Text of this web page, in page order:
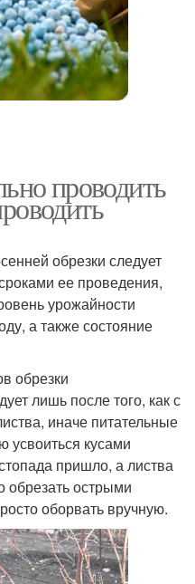
проводить
обрезки следует
ее проведения,
урожайности
а также состояние
обрезки
лишь после того, как с
иначе питательные
усвоиться кусами
пришло, а листва
обрезать острыми
оборвать вручную.